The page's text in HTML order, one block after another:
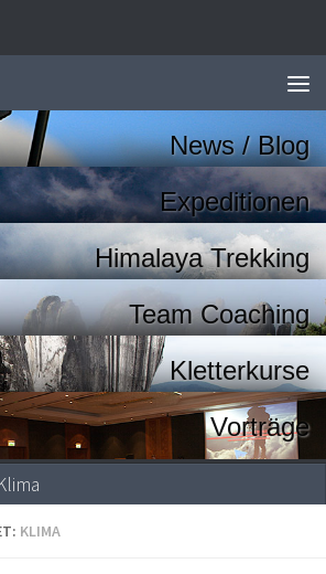
News / Blog
Expeditionen
Himalaya Trekking
Team Coaching
Kletterkurse
Vorträge
KLIMA